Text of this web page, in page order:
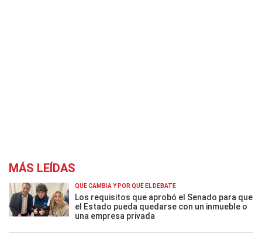
MÁS LEÍDAS
QUÉ CAMBIA Y POR QUÉ EL DEBATE
Los requisitos que aprobó el Senado para que
el Estado pueda quedarse con un inmueble o
una empresa privada